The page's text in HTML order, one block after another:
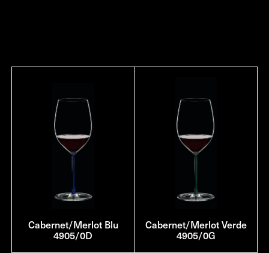
Cabernet/Merlot Blu
4905/0D
Cabernet/Merlot Verde
4905/0G